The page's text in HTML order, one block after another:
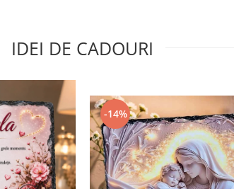
IDEI DE CADOURI
-14%